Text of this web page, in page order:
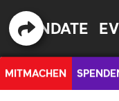
MANDATE
MITMACHEN